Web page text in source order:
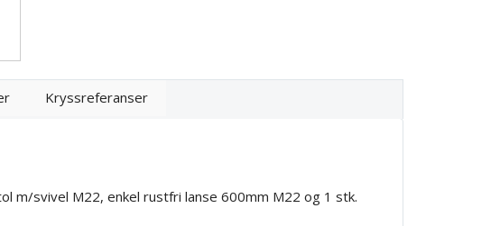
Kryssreferanser
m/svivel M22, enkel rustfri lanse 600mm M22 og 1 stk.